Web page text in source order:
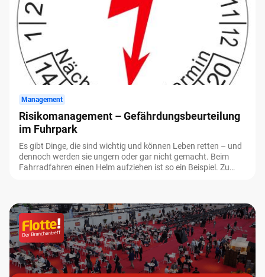
Management
Risikomanagement – Gefährdungsbeurteilung
im Fuhrpark
Es gibt Dinge, die sind wichtig und können Leben retten – und
dennoch werden sie ungern oder gar nicht gemacht. Beim
Fahrradfahren einen Helm aufziehen ist so ein Beispiel. Zu
zentrales Instrument im Arbeitsschutz – und dennoch in vielen
Fuhrparks ein Fremdwort.